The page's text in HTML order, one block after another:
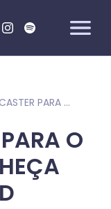
DE DONCASTER PARA O MUNDO: CONHEÇA YUNGBLUD
O